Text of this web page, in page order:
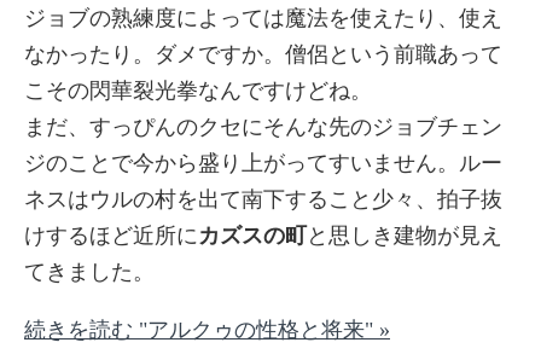
ジョブの熟練度によっては魔法を使えたり、使え
なかったり。ダメですか。僧侶という前職あって
こその閃華裂光拳なんですけどね。
まだ、すっぴんのクセにそんな先のジョブチェン
ジのことで今から盛り上がってすいません。ルー
ネスはウルの村を出て南下すること少々、拍子抜
けするほど近所にカズスの町
と思しき建物が見え
てきました。
続きを読む "アルクゥの性格と将来" »